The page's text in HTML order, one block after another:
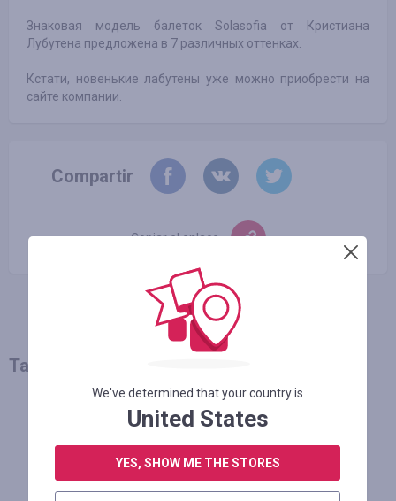
Знаковая модель балеток Solasofia от Кристиана
Лубутена предложена в 7 различных оттенках.
Кстати, новенькие лабутены уже можно приобрести на
сайте компании.
Compartir
Copiar el enlace
También le puede interesar
MÁS NOTICIAS
Las mejores tiendas
We've determined that your country is
United States
YES, SHOW ME THE STORES